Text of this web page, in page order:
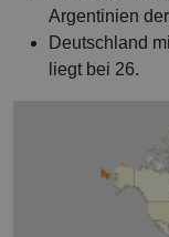
Argentinien
Deutschland
liegt bei 26.